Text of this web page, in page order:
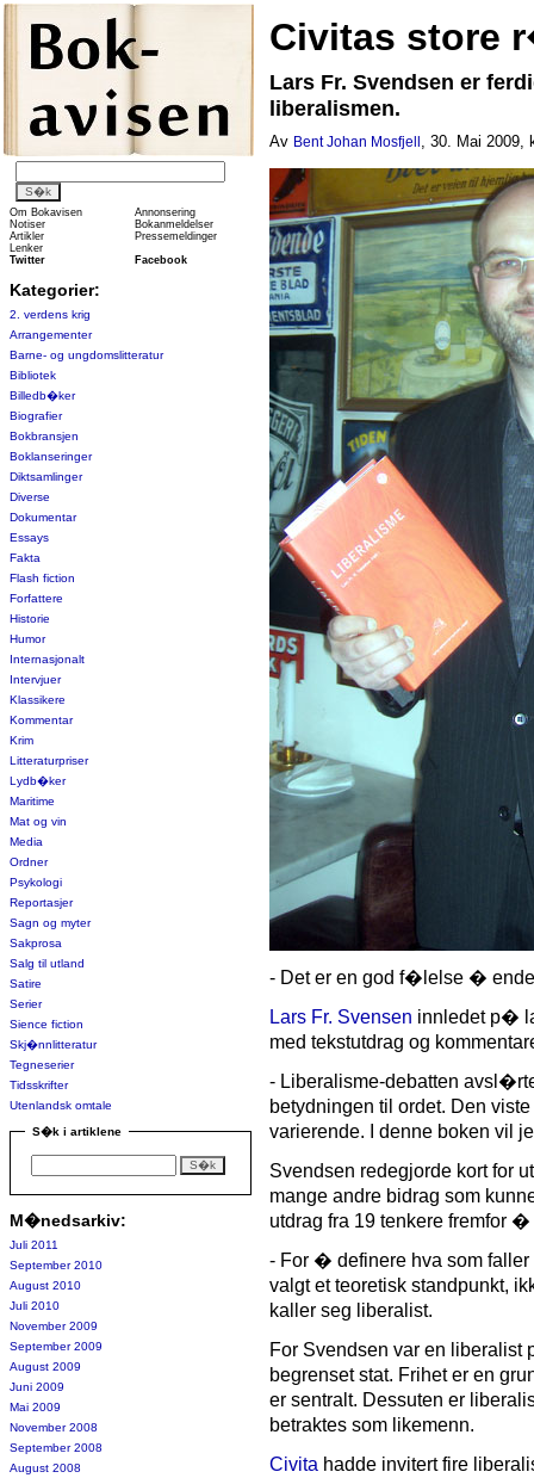
Om Bokavisen
Annonsering
Notiser
Bokanmeldelser
Artikler
Pressemeldinger
Lenker
Twitter
Facebook
Kategorier:
2. verdens krig
Arrangementer
Barne- og ungdomslitteratur
Bibliotek
Billedb�ker
Biografier
Bokbransjen
Boklanseringer
Diktsamlinger
Diverse
Dokumentar
Essays
Fakta
Flash fiction
Forfattere
Historie
Humor
Internasjonalt
Intervjuer
Klassikere
Kommentar
Krim
Litteraturpriser
Lydb�ker
Maritime
Mat og vin
Media
Ordner
Psykologi
Reportasjer
Sagn og myter
Sakprosa
Salg til utland
Satire
Serier
Sience fiction
Skj�nnlitteratur
Tegneserier
Tidsskrifter
Utenlandsk omtale
S�k i artiklene
M�nedsarkiv:
Juli 2011
September 2010
August 2010
Juli 2010
November 2009
September 2009
August 2009
Juni 2009
Mai 2009
November 2008
September 2008
August 2008
Civitas store
Lars Fr. Svendsen er
liberalismen.
Av Bent Johan Mosfjell , 30. Mai 2009,
- Det er en god f�lelse �
Lars Fr. Svensen innledet p�
med tekstutdrag og
- Liberalisme-debatten
betydningen til ordet. Den
varierende. I denne boken vil
Svendsen redegjorde kort for
mange andre bidrag som
utdrag fra 19 tenkere fremfor
- For � definere hva som faller
valgt et teoretisk standpunkt,
kaller seg liberalist.
For Svendsen var en liberalist
begrenset stat. Frihet er en
er sentralt. Dessuten er
betraktes som likemenn.
Civita hadde invitert fire